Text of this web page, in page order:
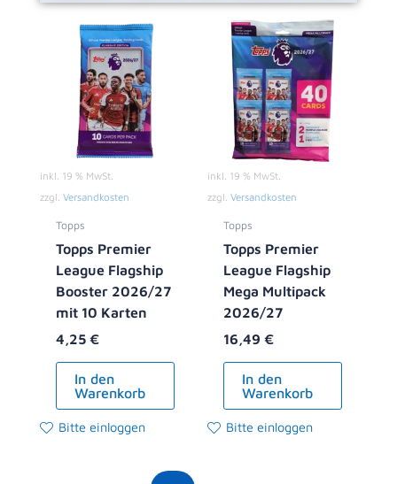
inkl. 19 % MwSt.
zzgl. Versandkosten
Topps
Topps Premier
League Flagship
Booster 2026/27
mit 10 Karten
4,25 €
In den
Warenkorb
Bitte einloggen
inkl. 19 % MwSt.
zzgl. Versandkosten
Topps
Topps Premier
League Flagship
Mega Multipack
2026/27
16,49 €
In den
Warenkorb
Bitte einloggen